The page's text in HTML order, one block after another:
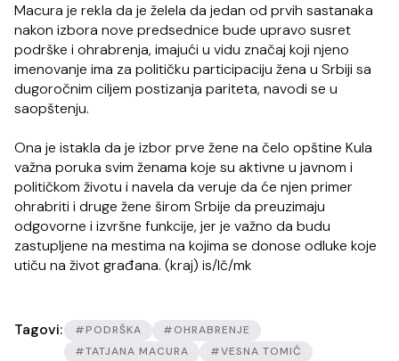
Macura je rekla da je želela da jedan od prvih sastanaka
nakon izbora nove predsednice bude upravo susret
podrške i ohrabrenja, imajući u vidu značaj koji njeno
imenovanje ima za političku participaciju žena u Srbiji sa
dugoročnim ciljem postizanja pariteta, navodi se u
saopštenju.
Ona je istakla da je izbor prve žene na čelo opštine Kula
važna poruka svim ženama koje su aktivne u javnom i
političkom životu i navela da veruje da će njen primer
ohrabriti i druge žene širom Srbije da preuzimaju
odgovorne i izvršne funkcije, jer je važno da budu
zastupljene na mestima na kojima se donose odluke koje
utiču na život građana. (kraj) is/lč/mk
Tagovi: #PODRŠKA
#OHRABRENJE
#TATJANA MACURA
#VESNA TOMIĆ